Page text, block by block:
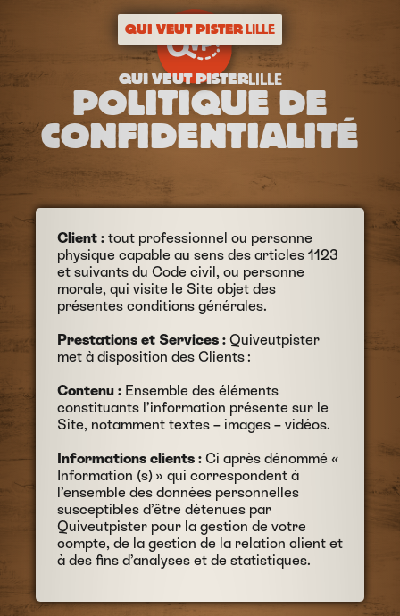
QUI VEUT PISTERLILLE
QUI VEUT PISTERLILLE
POLITIQUE DE
CONFIDENTIALITÉ
Client : tout professionnel ou personne
physique capable au sens des articles 1123
et suivants du Code civil, ou personne
morale, qui visite le Site objet des
présentes conditions générales.
Prestations et Services : Quiveutpister
met à disposition des Clients :
Contenu : Ensemble des éléments
constituants l’information présente sur le
Site, notamment textes – images – vidéos.
Informations clients : Ci après dénommé «
Information (s) » qui correspondent à
l’ensemble des données personnelles
susceptibles d’être détenues par
Quiveutpister pour la gestion de votre
compte, de la gestion de la relation client et
à des fins d’analyses et de statistiques.